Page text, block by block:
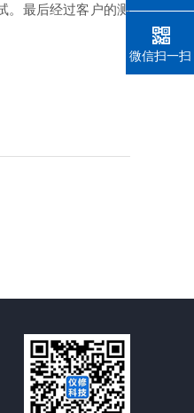
。最后经过客户的测
微信扫一扫